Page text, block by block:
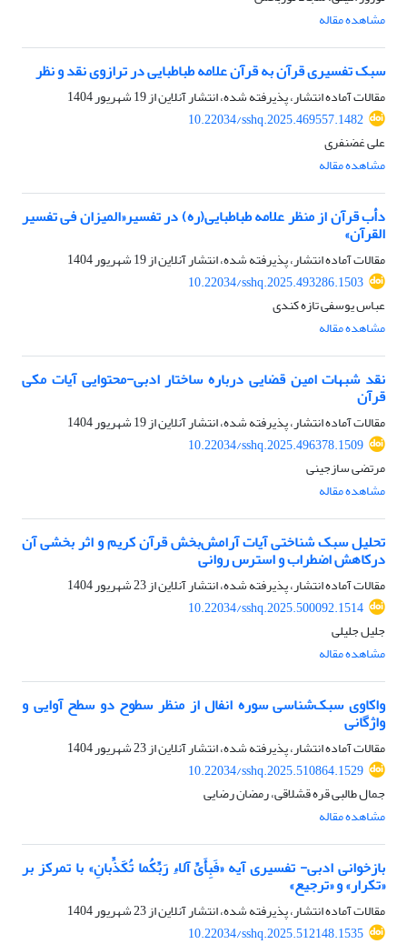
مشاهده مقاله
سبک تفسیری قرآن به قرآن علامه طباطبایی در ترازوی نقد و نظر
مقالات آماده انتشار، پذیرفته شده، انتشار آنلاین از19 شهریور 1404
10.22034/sshq.2025.469557.1482
علی غضنفری
مشاهده مقاله
دأب قرآن از منظر علامه طباطبایی(ره) در تفسیر«المیزان فی تفسیر
القرآن»
مقالات آماده انتشار، پذیرفته شده، انتشار آنلاین از19 شهریور 1404
10.22034/sshq.2025.493286.1503
عباس یوسفی تازه کندی
مشاهده مقاله
نقد شبهات امین قضایی درباره ساختار ادبی-محتوایی آیات مکی
قرآن
مقالات آماده انتشار، پذیرفته شده، انتشار آنلاین از19 شهریور 1404
10.22034/sshq.2025.496378.1509
مرتضی سازجینی
مشاهده مقاله
تحلیل سبک شناختی آیات آرامش‌بخش قرآن کریم و اثر بخشی آن
درکاهش اضطراب و استرس روانی
مقالات آماده انتشار، پذیرفته شده، انتشار آنلاین از23 شهریور 1404
10.22034/sshq.2025.500092.1514
جلیل جلیلی
مشاهده مقاله
واکاوی سبک‌شناسی سوره انفال از منظر سطوح دو سطح آوایی و
واژگانی
مقالات آماده انتشار، پذیرفته شده، انتشار آنلاین از23 شهریور 1404
10.22034/sshq.2025.510864.1529
جمال طالبی قره قشلاقی، رمضان رضایی
مشاهده مقاله
بازخوانی ادبی- تفسیری آیه «فَبِأَیِّ آلاءِ رَبِّکُما تُکَذِّبانِ»‏ با تمرکز بر
«تکرار» و «ترجیع»
مقالات آماده انتشار، پذیرفته شده، انتشار آنلاین از23 شهریور 1404
10.22034/sshq.2025.512148.1535